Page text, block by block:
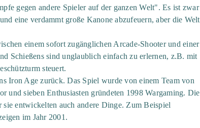
gegen andere Spieler auf der ganzen Welt". Es ist zwar
eine verdammt große Kanone abzufeuern, aber die Welt
einem sofort zugänglichen Arcade-Shooter und einer
Schießens sind unglaublich einfach zu erlernen, z.B. mit
steuert.
Iron Age zurück. Das Spiel wurde von einem Team von
sieben Enthusiasten gründeten 1998 Wargaming. Die
entwickelten auch andere Dinge. Zum Beispiel
im Jahr 2001.